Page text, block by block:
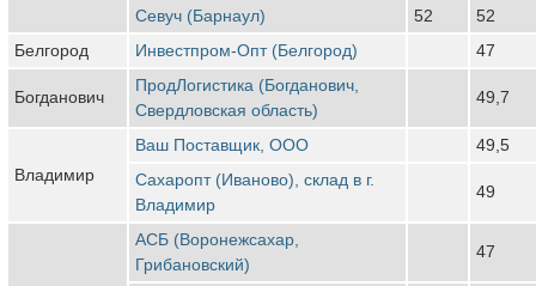
Севуч (Барнаул)
52
52
Белгород
Инвестпром-Опт (Белгород) 47
Богданович
ПродЛогистика (Богданович,
Свердловская область)
49,7
Владимир
Ваш Поставщик, ООО
49,5
Сахаропт (Иваново), склад в г.
Владимир
49
АСБ (Воронежсахар,
Грибановский)
47